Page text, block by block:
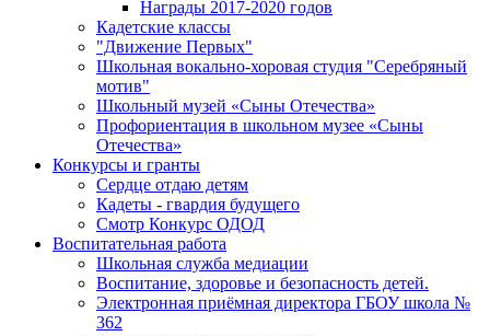
Награды 2017-2020 годов
Кадетские классы
"Движение Первых"
Школьная вокально-хоровая студия "Серебряный
мотив"
Школьный музей «Сыны Отечества»
Профориентация в школьном музее «Сыны
Отечества»
Конкурсы и гранты
Сердце отдаю детям
Кадеты - гвардия будущего
Смотр Конкурс ОДОД
Воспитательная работа
Школьная служба медиации
Воспитание, здоровье и безопасность детей.
Электронная приёмная директора ГБОУ школа №
362